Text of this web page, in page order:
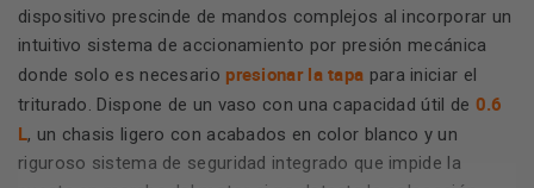
dispositivo prescinde de mandos complejos al incorporar un
intuitivo sistema de accionamiento por presión mecánica
donde solo es necesario presionar la tapa para iniciar el
triturado. Dispone de un vaso con una capacidad útil de 0.6
L, un chasis ligero con acabados en color blanco y un
riguroso sistema de seguridad integrado que impide la